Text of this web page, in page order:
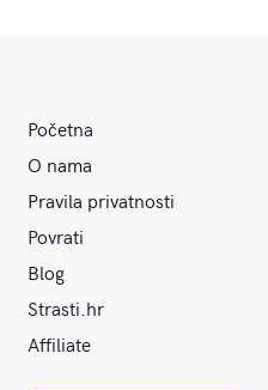
Početna
O nama
Pravila privatnosti
Povrati
Blog
Strasti.hr
Affiliate